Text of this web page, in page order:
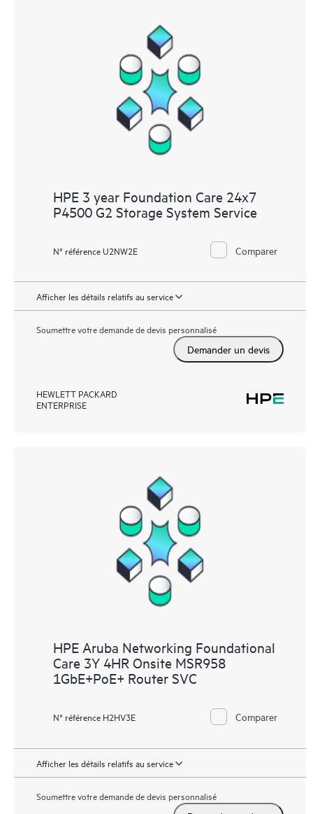
HPE 3 year Foundation Care 24x7
P4500 G2 Storage System Service
N° référence U2NW2E Comparer
Afficher les détails relatifs au service
Soumettre votre demande de devis personnalisé
Demander un devis
HEWLETT PACKARD
ENTERPRISE
HPE Aruba Networking Foundational
Care 3Y 4HR Onsite MSR958
1GbE+PoE+ Router SVC
N° référence H2HV3E Comparer
Afficher les détails relatifs au service
Soumettre votre demande de devis personnalisé